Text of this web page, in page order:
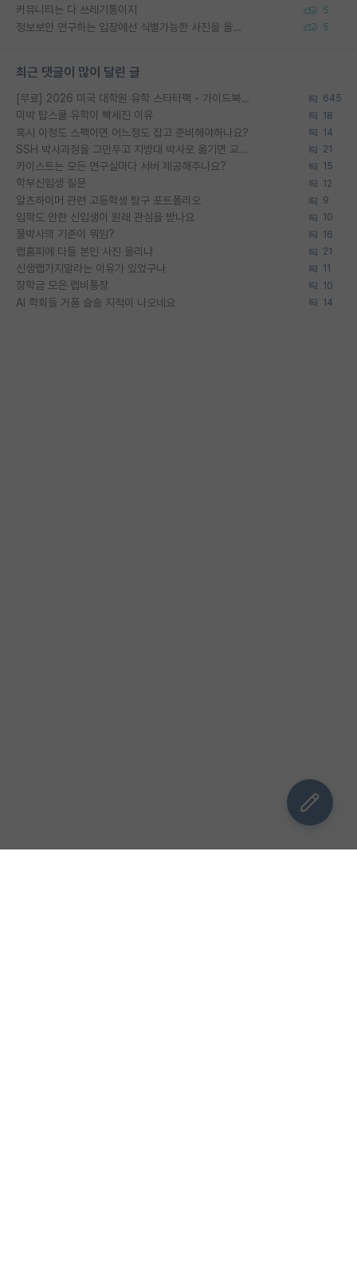
커뮤니티는 다 쓰레기통이지 5
정보보안 연구하는 입장에선 식별가능한 사진을 올리는건 비추이긴함 5
최근 댓글이 많이 달린 글
[무료] 2026 미국 대학원 유학 스타터팩 - 가이드북 & 합격자 컨택메일 템플릿 645
미박 탑스쿨 유학이 빡세진 이유 18
혹시 이정도 스펙이면 어느정도 잡고 준비해야하나요? 14
SSH 박사과정을 그만두고 지방대 박사로 옮기면 교수의 꿈은 끝일까요? 21
카이스트는 모든 연구실마다 서버 제공해주나요? 15
학부신입생 질문 12
알츠하이머 관련 고등학생 탐구 포트폴리오 9
입학도 안한 신입생이 원래 관심을 받나요 10
물박사의 기준이 뭐임? 16
랩홈피에 다들 본인 사진 올리냐 21
신생랩가지말라는 이유가 있었구나 11
장학금 모은 랩비통장 10
AI 학회들 거품 슬슬 지적이 나오네요 14